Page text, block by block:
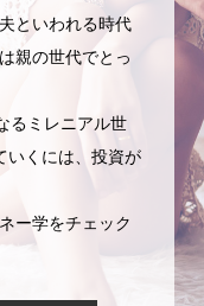
といわれる時代
親の世代でとっ
るミレニアル世
いくには、投資が
ー学をチェック